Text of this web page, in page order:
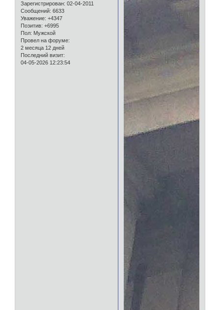
Зарегистрирован: 02-04-2011
Сообщений: 6633
Уважение: +4347
Позитив: +6995
Пол: Мужской
Провел на форуме:
2 месяца 12 дней
Последний визит:
04-05-2026 12:23:54